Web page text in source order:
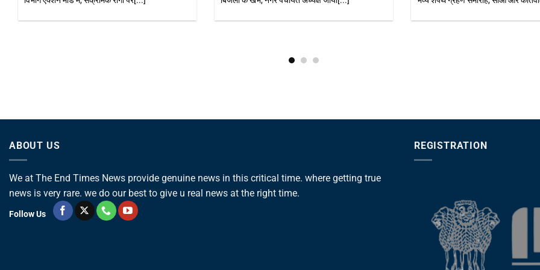
ABOUT US
We at The End Times News provide genuine news in this critical time. where getting true
news is very rare. we do our best to give u real news at the right time.
Follow Us
REGISTRATION